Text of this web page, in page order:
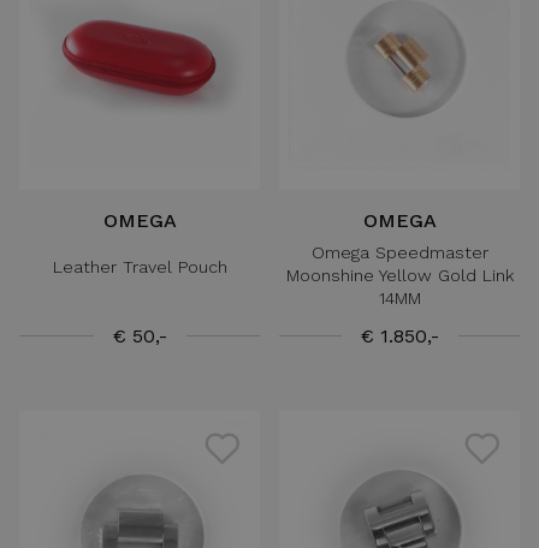
OMEGA
Leather Travel Pouch
€ 50,-
OMEGA
Omega Speedmaster
Moonshine Yellow Gold Link
14MM
€ 1.850,-